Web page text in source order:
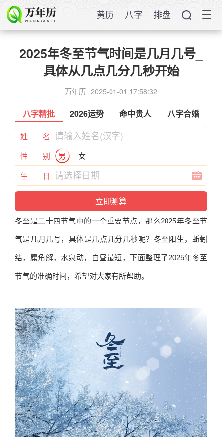
黄历 八字 排盘
2025年冬至节气时间是几月几号_
具体从几点几分几秒开始
万年历 2025-01-01 17:58:32
八字精批 2026运势 命中贵人 八字合婚
姓 名
性 别
男
女
生 日
冬至是二十四节气中的一个重要节点，那么2025年冬至节
气是几月 几号，具体是几点几分几秒呢？ 冬至阳生，蚯蚓
结，麋角解，水泉动，白昼最短，下面整理了2025年冬至
节气的准确时间，希望对大家有所帮助。